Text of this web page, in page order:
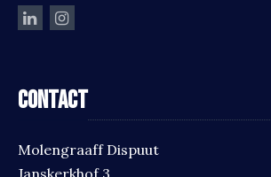
Contact
Molengraaff Dispuut
Janskerkhof 3